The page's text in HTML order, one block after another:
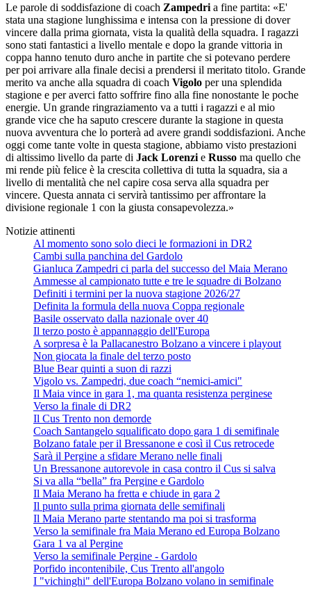
Le parole di soddisfazione di coach Zampedri a fine partita: «E'
stata una stagione lunghissima e intensa con la pressione di dover
vincere dalla prima giornata, vista la qualità della squadra. I ragazzi
sono stati fantastici a livello mentale e dopo la grande vittoria in
coppa hanno tenuto duro anche in partite che si potevano perdere
per poi arrivare alla finale decisi a prendersi il meritato titolo. Grande
merito va anche alla squadra di coach Vigolo per una splendida
stagione e per averci fatto soffrire fino alla fine nonostante le poche
energie. Un grande ringraziamento va a tutti i ragazzi e al mio
grande vice che ha saputo crescere durante la stagione in questa
nuova avventura che lo porterà ad avere grandi soddisfazioni. Anche
oggi come tante volte in questa stagione, abbiamo visto prestazioni
di altissimo livello da parte di Jack Lorenzi e Russo ma quello che
mi rende più felice è la crescita collettiva di tutta la squadra, sia a
livello di mentalità che nel capire cosa serva alla squadra per
vincere. Questa annata ci servirà tantissimo per affrontare la
divisione regionale 1 con la giusta consapevolezza.»
Notizie attinenti
Al momento sono solo dieci le formazioni in DR2
Cambi sulla panchina del Gardolo
Gianluca Zampedri ci parla del successo del Maia Merano
Ammesse al campionato tutte e tre le squadre di Bolzano
Definiti i termini per la nuova stagione 2026/27
Definita la formula della nuova Coppa regionale
Basile osservato dalla nazionale over 40
Il terzo posto è appannaggio dell'Europa
A sorpresa è la Pallacanestro Bolzano a vincere i playout
Non giocata la finale del terzo posto
Blue Bear quinti a suon di razzi
Vigolo vs. Zampedri, due coach “nemici-amici"
Il Maia vince in gara 1, ma quanta resistenza perginese
Verso la finale di DR2
Il Cus Trento non demorde
Coach Santangelo squalificato dopo gara 1 di semifinale
Bolzano fatale per il Bressanone e così il Cus retrocede
Sarà il Pergine a sfidare Merano nelle finali
Un Bressanone autorevole in casa contro il Cus si salva
Si va alla “bella” fra Pergine e Gardolo
Il Maia Merano ha fretta e chiude in gara 2
Il punto sulla prima giornata delle semifinali
Il Maia Merano parte stentando ma poi si trasforma
Verso la semifinale fra Maia Merano ed Europa Bolzano
Gara 1 va al Pergine
Verso la semifinale Pergine - Gardolo
Porfido incontenibile, Cus Trento all'angolo
I "vichinghi" dell'Europa Bolzano volano in semifinale